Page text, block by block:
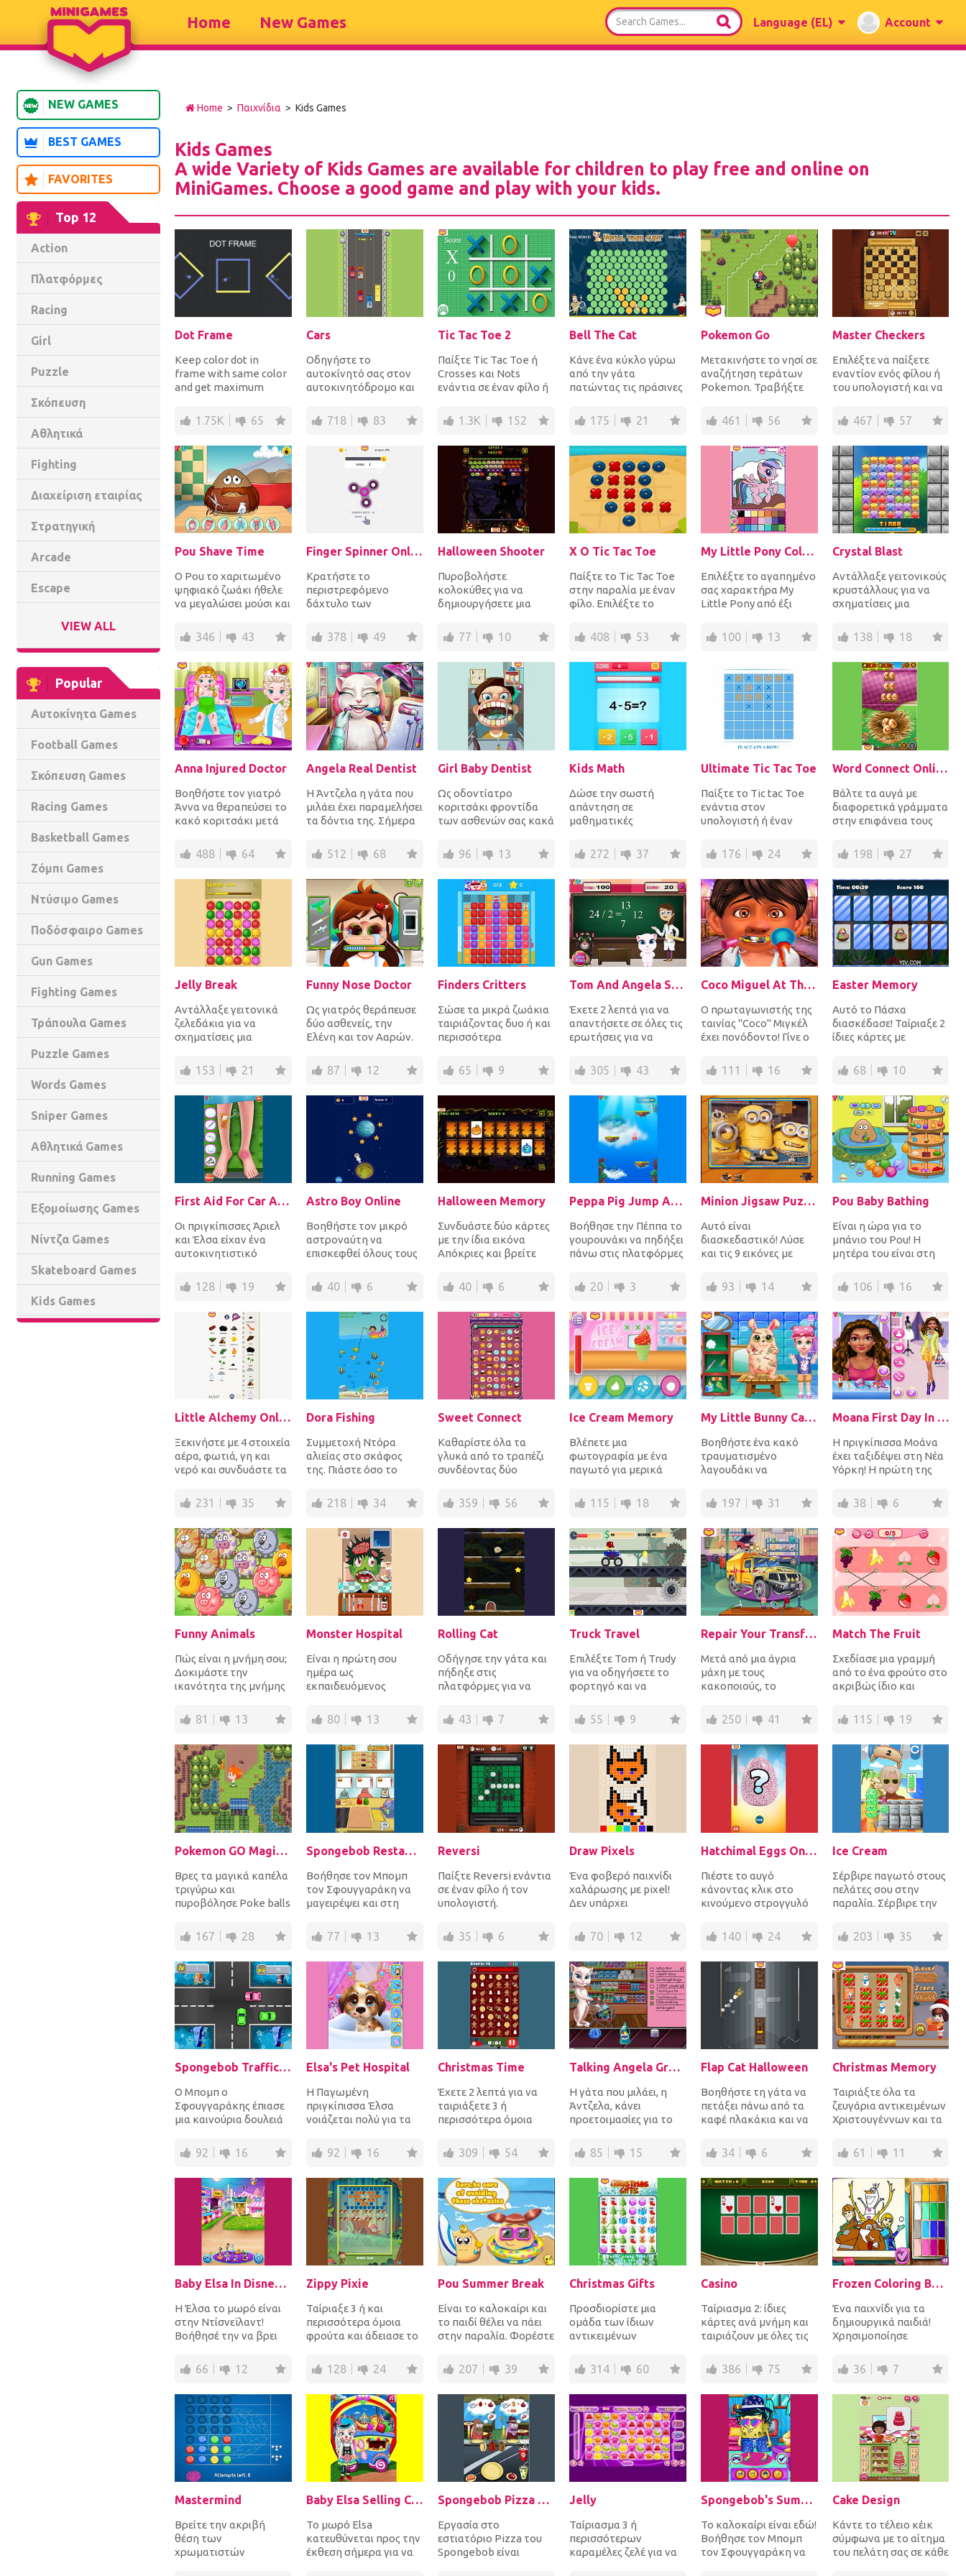
Language (EL) Account
Home New Games
NEW GAMES
BEST GAMES
FAVORITES
Top 12
Action
Πλατφόρμες
Racing
Girl
Puzzle
Σκόπευση
Αθλητικά
Fighting
Διαχείριση εταιρίας
Στρατηγική
Arcade
Escape
VIEW ALL
Popular
Αυτοκίνητα Games
Football Games
Σκόπευση Games
Racing Games
Basketball Games
Ζόμπι Games
Ντύσιμο Games
Ποδόσφαιρο Games
Gun Games
Fighting Games
Τράπουλα Games
Puzzle Games
Words Games
Sniper Games
Αθλητικά Games
Running Games
Εξομοίωσης Games
Νίντζα Games
Skateboard Games
Kids Games
Home > Παιχνίδια > Kids Games
Kids Games
A wide Variety of Kids Games are available for children to play free and online on
MiniGames. Choose a good game and play with your kids.
Dot Frame
Keep color dot in
frame with same color
and get maximum
rotate frame, avoid...
1.75K 65
Cars
Οδηγήστε το
αυτοκίνητό σας στον
αυτοκινητόδρομο και
αυτοκίνητα ή αλλιώς
είναι πάνω απ...
718 83
Tic Tac Toe 2
Παίξτε Tic Tac Toe ή
Crosses και Nots
ενάντια σε έναν φίλο ή
Βάλτε 3 σταυρούς στη
σ...
1.3K 152
Bell The Cat
Κάνε ένα κύκλο γύρω
από την γάτα
πατώντας τις πράσινες
κίτρινες στις οποίε...
175 21
Pokemon Go
Μετακινήστε το νησί σε
αναζήτηση τεράτων
Pokemon. Τραβήξτε
πετάξτε μπάλες Poke...
461 56
Master Checkers
Επιλέξτε να παίξετε
εναντίον ενός φίλου ή
του υπολογιστή και να
τα 20 κομμάτια...
467 57
Pou Shave Time
Ο Pou το χαριτωμένο
ψηφιακό ζωάκι ήθελε
να μεγαλώσει μούσι και
χρονικό διάστημα...
346 43
Finger Spinner Online
Κρατήστε το
περιστρεφόμενο
δάχτυλο των
5 πατημασιές για να
ρυθμίσετε την καλύτε...
378 49
Halloween Shooter
Πυροβολήστε
κολοκύθες για να
δημιουργήσετε μια
περισσότερων
κολοκύθων ίδιων
77 10
X O Tic Tac Toe
Παίξτε το Tic Tac Toe
στην παραλία με έναν
φίλο. Επιλέξτε το
3X3 ή το πιο απαιτητι...
408 53
My Little Pony Coloring Book
Επιλέξτε το αγαπημένο
σας χαρακτήρα My
Little Pony από έξι
χρωματίστε το με τα
πιο όμορφ...
100 13
Crystal Blast
Αντάλλαξε γειτονικούς
κρυστάλλους για να
σχηματίσεις μια
περισσότερους όμοιους
κ...
138 18
Anna Injured Doctor
Βοηθήστε τον γιατρό
Άννα να θεραπεύσει το
κακό κοριτσάκι μετά
Ελέγξτε τη θερμοκ...
488 64
Angela Real Dentist
Η Άντζελα η γάτα που
μιλάει έχει παραμελήσει
τα δόντια της. Σήμερα
στο δόντι τ...
512 68
Girl Baby Dentist
Ως οδοντίατρο
κοριτσάκι φροντίδα
των ασθενών σας κακά
96 13
Kids Math
Δώσε την σωστή
απάντηση σε
μαθηματικές
επιλογών γρήγορα για
να κερδίσεις πόντους...
272 37
Ultimate Tic Tac Toe
Παίξτε το Tic tac Toe
ενάντια στον
υπολογιστή ή έναν
ανταγωνιστείτε στο
κλασσικ...
176 24
Word Connect Online
Βάλτε τα αυγά με
διαφορετικά γράμματα
στην επιφάνεια τους
αυγών για να
σχηματίσο...
198 27
Jelly Break
Αντάλλαξε γειτονικά
ζελεδάκια για να
σχηματίσεις μια
περισσότερα ίδια
ζελεδάκια...
153 21
Funny Nose Doctor
Ως γιατρός θεράπευσε
δύο ασθενείς, την
Ελένη και τον Ααρών.
ατύχημα αφού
γλίστρησε...
87 12
Finders Critters
Σώσε τα μικρά ζωάκια
ταιριάζοντας δυο ή και
περισσότερα
χρώματος για να να
διώξ...
65 9
Tom And Angela School Quiz
Έχετε 2 λεπτά για να
απαντήσετε σε όλες τις
ερωτήσεις για να
και Angela στο σχολικ...
305 43
Coco Miguel At The Dentist
Ο πρωταγωνιστής της
ταινίας "Coco" Μιγκέλ
έχει πονόδοντο! Γίνε ο
τον κάνει και π...
111 16
Easter Memory
Αυτό το Πάσχα
διασκέδασε! Ταίριαξε 2
ίδιες κάρτες με
άδειασε το ταμπλό
πριν...
68 10
First Aid For Car Accident
Οι πριγκίπισσες Άριελ
και Έλσα είχαν ένα
αυτοκινητιστικό
βρισκόντουσαν στο
αμάξι της Έ...
128 19
Astro Boy Online
Βοηθήστε τον μικρό
αστροναύτη να
επισκεφθεί όλους τους
να συγκεντρώσει όλα
τα α...
40 6
Halloween Memory
Συνδυάστε δύο κάρτες
με την ίδια εικόνα
Απόκριες και βρείτε
τελειώσει ο χρόνος
για...
40 6
Peppa Pig Jump Adventure
Βοήθησε την Πέππα το
γουρουνάκι να πηδήξει
πάνω στις πλατφόρμες
υψηλότερη απόστα...
20 3
Minion Jigsaw Puzzle
Αυτό είναι
διασκεδαστικό! Λύσε
και τις 9 εικόνες με
minions που κάνουν
όλων των ε...
93 14
Pou Baby Bathing
Είναι η ώρα για το
μπάνιο του Pou! Η
μητέρα του είναι στη
μαζί σου για να τον...
106 16
Little Alchemy Online
Ξεκινήστε με 4 στοιχεία
αέρα, φωτιά, γη και
νερό και συνδυάστε τα
τούβλα, λάβα...
231 35
Dora Fishing
Συμμετοχή Ντόρα
αλιείας στο σκάφος
της. Πιάστε όσο το
ψάρια σε μια δεδομένη
στιγ...
218 34
Sweet Connect
Καθαρίστε όλα τα
γλυκά από το τραπέζι
συνδέοντας δύο
για να τις
απομακρύνετε γ...
359 56
Ice Cream Memory
Βλέπετε μια
φωτογραφία με ένα
παγωτό για μερικά
συνέχεια κάντε το
ακριβές παγωτ...
115 18
My Little Bunny Caring
Βοηθήστε ένα κακό
τραυματισμένο
λαγουδάκι να
γιατρό για το
κατοικίδιο ζώο
197 31
Moana First Day In New York
Η πριγκίπισσα Μοάνα
έχει ταξιδέψει στη Νέα
Υόρκη! Η πρώτη της
ψώνια! Ξεκίνησε με...
38 6
Funny Animals
Πώς είναι η μνήμη σου;
Δοκιμάστε την
ικανότητα της μνήμης
διασκεδαστικό παιχνίδι
S...
81 13
Monster Hospital
Είναι η πρώτη σου
ημέρα ως
εκπαιδευόμενος
Νοσοκομείο Τεράτων!
Διάλεξε το τέρας-
80 13
Rolling Cat
Οδήγησε την γάτα και
πήδηξε στις
πλατφόρμες για να
και να φτάσεις στην
πόρτα εξ...
43 7
Truck Travel
Επιλέξτε Tom ή Trudy
για να οδηγήσετε το
φορτηγό και να
για να συλλέγετε
κέρματ...
55 9
Repair Your Transformers
Μετά από μια άγρια ​​
μάχη με τους
κακοποιούς, το
έχει υποστεί σοβαρές
ζημιές. Καθ...
250 41
Match The Fruit
Σχεδίασε μια γραμμή
από το ένα φρούτο στο
ακριβώς ίδιο και
όσο πιο γρήγορα μπο...
115 19
Pokemon GO Magical Hat
Βρες τα μαγικά καπέλα
τριγύρω και
πυροβόλησε Poke balls
ν'ανακαλύψεις όλα τα
είδη των Pokem...
167 28
Spongebob Restaurant
Βοήθησε τον Μπομπ
τον Σφουγγαράκη να
μαγειρέψει και στη
εξυπηρετήσει τους
πεινασμένους...
77 13
Reversi
Παίξτε Reversi ενάντια
σε έναν φίλο ή τον
υπολογιστή.
κομμάτια του
αντιπάλου σας,...
35 6
Draw Pixels
Ένα φοβερό παιχνίδι
χαλάρωσης με pixel!
Δεν υπάρχει
δεν υπάρχει βιασύνη!
Παίξε...
70 12
Hatchimal Eggs Online
Πιέστε το αυγό
κάνοντας κλικ στο
κινούμενο στρογγυλό
να σπάει το αυγό και να
δε...
140 24
Ice Cream
Σέρβιρε παγωτό στους
πελάτες σου στην
παραλία. Σέρβιρε την
για να τους έχεις ευ...
203 35
Spongebob Traffic Chaos
Ο Μπομπ ο
Σφουγγαράκης έπιασε
μια καινούρια δουλειά
κυκλοφορίας! Βοήθησέ
τον στη...
92 16
Elsa's Pet Hospital
Η Παγωμένη
πριγκίπισσα Έλσα
νοιάζεται πολύ για τα
κάνει κάτι για αυτά
ταλαίπωρα ά...
92 16
Christmas Time
Έχετε 2 λεπτά για να
ταιριάξετε 3 ή
περισσότερα όμοια
αντικείμενα οριζόντια
ή κάθε...
309 54
Talking Angela Great Shopping
Η γάτα που μιλάει, η
Άντζελα, κάνει
προετοιμασίες για το
το βράδυ. Δώσε της...
85 15
Flap Cat Halloween
Βοηθήστε τη γάτα να
πετάξει πάνω από τα
καφέ πλακάκια και να
επίπεδο ή αν συντρ...
34 6
Christmas Memory
Ταιριάξτε όλα τα
ζευγάρια αντικειμένων
Χριστουγέννων και τα
καιρός για να κερδ...
61 11
Baby Elsa In Disneyland
Η Έλσα το μωρό είναι
στην Ντίσνεϊλαντ!
Βοήθησέ την να βρει
χαρακτήρες της
Ντίσν...
66 12
Zippy Pixie
Ταίριαξε 3 ή και
περισσότερα όμοια
φρούτα και άδειασε το
φρούτα πριν φτάσουν
κάτω...
128 24
Pou Summer Break
Είναι το καλοκαίρι και
το παιδί θέλει να πάει
στην παραλία. Φορέστε
του και στ...
207 39
Christmas Gifts
Προσδιορίστε μια
ομάδα των ίδιων
αντικειμένων
τα ανατινάξετε για
πόντους. Εάν ε...
314 60
Casino
Ταίριασμα 2: ίδιες
κάρτες ανά μνήμη και
ταιριάζουν με όλες τις
κατάστρωμα για να
ολοκληρώ...
386 75
Frozen Coloring Book
Ένα παιχνίδι για τα
δημιουργικά παιδιά!
Χρησιμοποίησε
να χρωματίσεις όλες
τις σε...
36 7
Mastermind
Βρείτε την ακριβή
θέση των
χρωματιστών
Baby Elsa Selling Candy Day
Το μωρό Elsa
κατευθύνεται προς την
έκθεση σήμερα για να
Spongebob Pizza Restaurant
Εργασία στο
εστιατόριο Pizza του
Spongebob είναι
Jelly
Ταίριασμα 3 ή
περισσότερων
καραμέλες ζελέ για να
Spongebob's Summer Life
Το καλοκαίρι είναι εδώ!
Βοήθησε τον Μπομπ
τον Σφουγγαράκη να
Cake Design
Κάντε το τέλειο κέικ
σύμφωνα με το αίτημα
του πελάτη σας σε κάθε